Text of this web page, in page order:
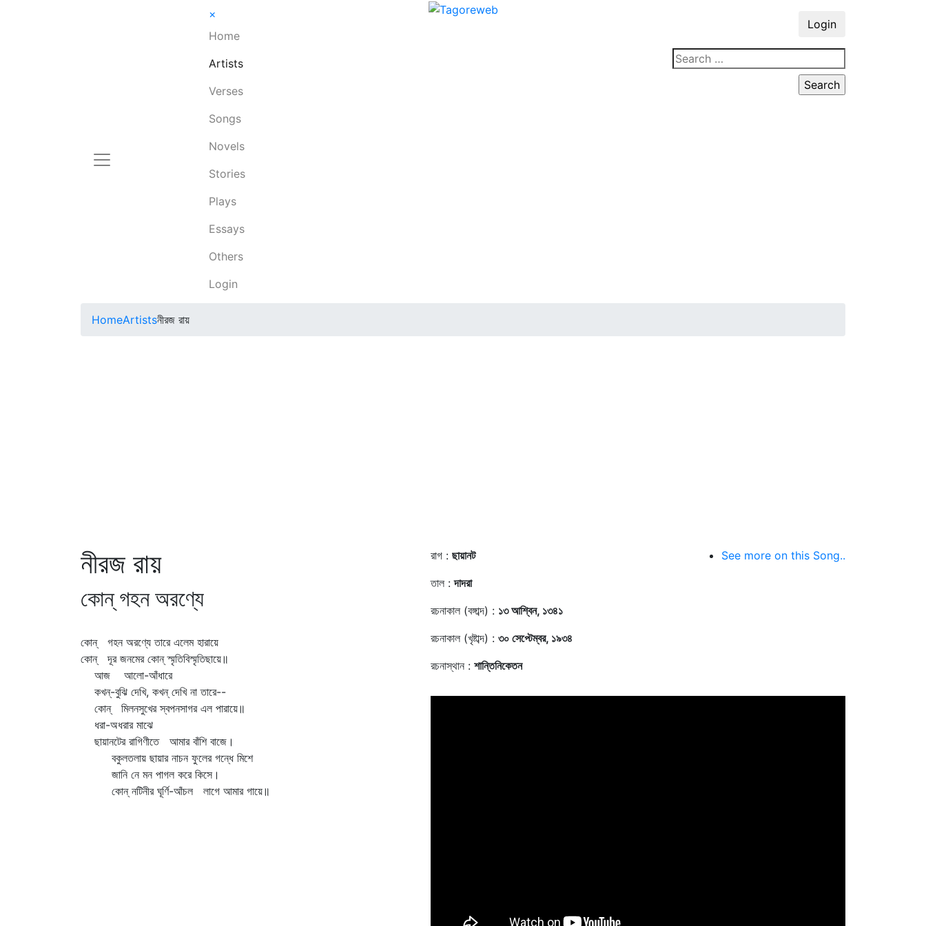
×
Home
Artists
Verses
Songs
Novels
Stories
Plays
Essays
Others
Login
Login
HomeArtistsনীরজ রায়
নীরজ রায়
কোন্ গহন অরণ্যে
কোন্‌ গহন অরণ্যে তারে এলেম হারায়ে
কোন্‌ দূর জনমের কোন্‌ স্মৃতিবিস্মৃতিছায়ে॥
আজ আলো-আঁধারে
কখন্‌-বুঝি দেখি, কখন্‌ দেখি না তারে--
কোন্‌ মিলনসুখের স্বপনসাগর এল পারায়ে॥
ধরা-অধরার মাঝে
ছায়ানটের রাগিণীতে আমার বাঁশি বাজে।
বকুলতলায় ছায়ার নাচন ফুলের গন্ধে মিশে
জানি নে মন পাগল করে কিসে।
কোন্‌ নটিনীর ঘূর্ণি-আঁচল লাগে আমার গায়ে॥
রাগ : ছায়ানট
তাল :দাদরা
রচনাকাল (বঙ্গাব্দ) : ১৩ আশ্বিন, ১৩৪১
রচনাকাল (খৃষ্টাব্দ) : ৩০ সেপ্টেম্বর, ১৯৩৪
রচনাস্থান : শান্তিনিকেতন
See more on this Song..